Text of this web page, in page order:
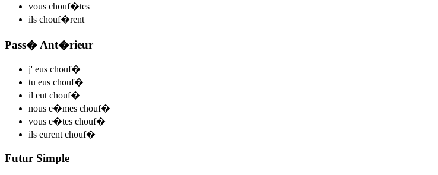
vous chouf�tes
ils chouf�rent
Pass� Ant�rieur
j' eus chouf�
tu eus chouf�
il eut chouf�
nous e�mes chouf�
vous e�tes chouf�
ils eurent chouf�
Futur Simple